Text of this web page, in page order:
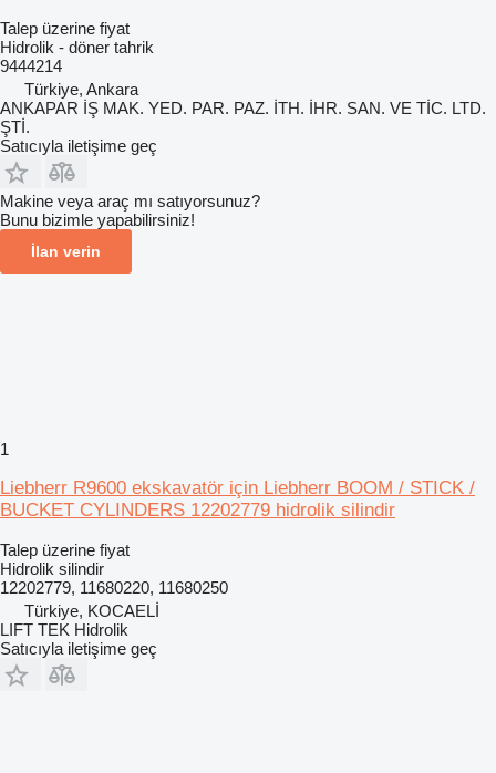
Talep üzerine fiyat
Hidrolik - döner tahrik
9444214
Türkiye, Ankara
ANKAPAR İŞ MAK. YED. PAR. PAZ. İTH. İHR. SAN. VE TİC. LTD.
ŞTİ.
Satıcıyla iletişime geç
Makine veya araç mı satıyorsunuz?
Bunu bizimle yapabilirsiniz!
İlan verin
1
Liebherr R9600 ekskavatör için Liebherr BOOM / STICK /
BUCKET CYLINDERS 12202779 hidrolik silindir
Talep üzerine fiyat
Hidrolik silindir
12202779, 11680220, 11680250
Türkiye, KOCAELİ
LIFT TEK Hidrolik
Satıcıyla iletişime geç